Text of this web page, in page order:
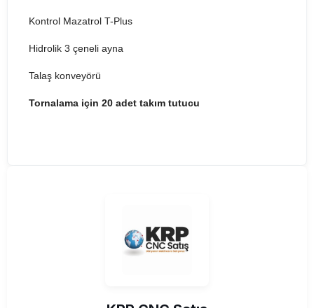
Kontrol Mazatrol T-Plus
Hidrolik 3 çeneli ayna
Talaş konveyörü
Tornalama için 20 adet takım tutucu